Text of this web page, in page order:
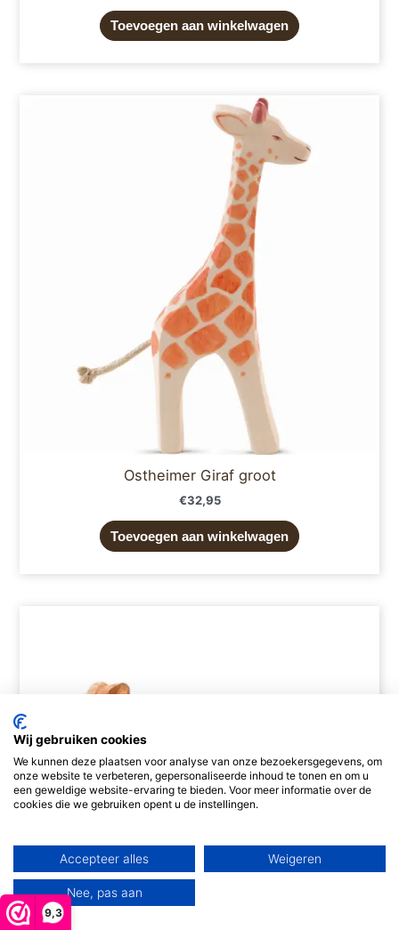
9,3
Toevoegen aan winkelwagen
Ostheimer Giraf groot
€32,95
Toevoegen aan winkelwagen
Wij gebruiken cookies
We kunnen deze plaatsen voor analyse van onze bezoekersgegevens, om
onze website te verbeteren, gepersonaliseerde inhoud te tonen en om u
een geweldige website-ervaring te bieden. Voor meer informatie over de
cookies die we gebruiken opent u de instellingen.
Accepteer alles Weigeren
Nee, pas aan